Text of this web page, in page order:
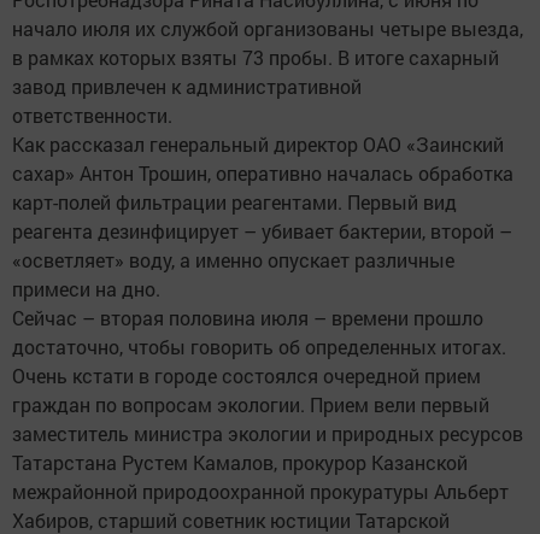
начало июля их службой организованы четыре выезда,
в рамках которых взяты 73 пробы. В итоге сахарный
завод привлечен к административной
ответственности.
Как рассказал генеральный директор ОАО «Заинский
сахар» Антон Трошин, оперативно началась обработка
карт-полей фильтрации реагентами. Первый вид
реагента дезинфицирует – убивает бактерии, второй –
«осветляет» воду, а именно опускает различные
примеси на дно.
Сейчас – вторая половина июля – времени прошло
достаточно, чтобы говорить об определенных итогах.
Очень кстати в городе состоялся очередной прием
граждан по вопросам экологии. Прием вели первый
заместитель министра экологии и природных ресурсов
Татарстана Рустем Камалов, прокурор Казанской
межрайонной природоохранной прокуратуры Альберт
Хабиров, старший советник юстиции Татарской